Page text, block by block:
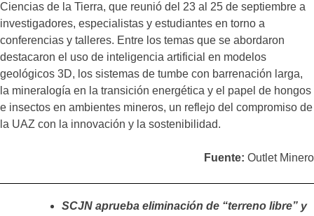
Ciencias de la Tierra, que reunió del 23 al 25 de septiembre a
investigadores, especialistas y estudiantes en torno a
conferencias y talleres. Entre los temas que se abordaron
destacaron el uso de inteligencia artificial en modelos
geológicos 3D, los sistemas de tumbe con barrenación larga,
la mineralogía en la transición energética y el papel de hongos
e insectos en ambientes mineros, un reflejo del compromiso de
la UAZ con la innovación y la sostenibilidad.
Fuente: Outlet Minero
SCJN aprueba eliminación de “terreno libre” y